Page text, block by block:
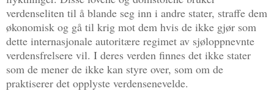
verdenseliten til å blande seg inn i andre stater, straffe dem
økonomisk og gå til krig mot dem hvis de ikke gjør som
dette internasjonale autoritære regimet av sjøloppnevnte
verdensfrelsere vil. I deres verden finnes det ikke stater
som de mener de ikke kan styre over, som om de
praktiserer det opplyste verdensenevelde.